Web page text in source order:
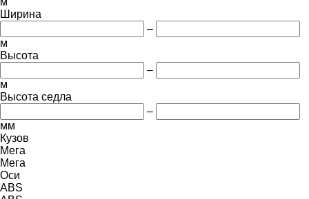
Ширина
–
м
Высота
–
м
Высота седла
–
мм
Кузов
Мега
Мега
Оси
ABS